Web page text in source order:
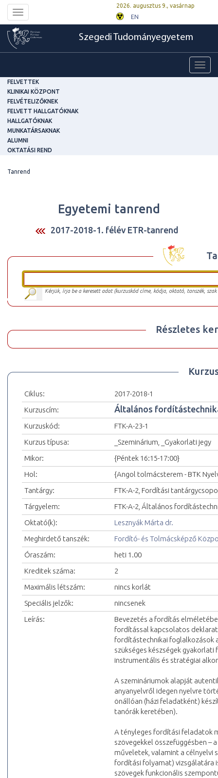
Toggle
navigation
2026. augusztus 9., vasárnap
EN
Szegedi Tudományegyetem
FELVETTEK
KLINIKAI KÖZPONT
FELVÉTELIZŐKNEK
FELVETT HALLGATÓKNAK
HALLGATÓKNAK
MUNKATÁRSAKNAK
ALUMNI
OKTATÁSI REND
Tanrend
Egyetemi tanrend
2017-2018-1. félév ETR-tanrend
Kérjük, írja be a keresett adat (kurzuskód címe, kódja, oktató, tanszék,
Részletes
Ciklus:
2017-2018-1
Kurzuscím:
Általános
Kurzuskód:
FTK-A-23-1
Kurzus típusa:
_Szeminárium, _Gyakorlati jegy
Mikor:
{Péntek 16:15-17:00}
Hol:
{Angol tolmácsterem - BTK
Tantárgy:
FTK-A-2, Fordítási
Tárgyelem:
FTK-A-2, Általános
Oktató(k):
Lesznyák Márta dr.
Meghirdető tanszék:
Fordító- és Tolmácsképző
Óraszám:
heti 1.00
Kreditek száma:
2
Maximális létszám:
nincs korlát
Speciális jelzők:
nincsenek
Leírás:
Bevezetés a fordítás
fordítással kapcsolatos
fordítástechnikai foglalkozások
szükséges készségek
instrumentális és stratégiai
A szemináriumok alapját
anyanyelvről idegen nyelvre
önállóan (házi feladatként)
tanórák keretében).
A tényleges fordítási feladatok
szövegekkel összefüggésben
műveletek, valamint a célnyelvi
fordítási folyamat) vizsgálatára
szövegek funkcionális